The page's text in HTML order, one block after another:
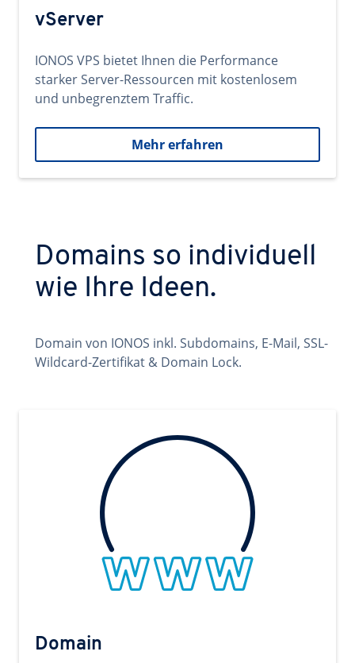
vServer
IONOS VPS bietet Ihnen die Performance
starker Server-Ressourcen mit kostenlosem
und unbegrenztem Traffic.
Mehr erfahren
Domains so individuell
wie Ihre Ideen.
Domain von IONOS inkl. Subdomains, E-Mail, SSL-
Wildcard-Zertifikat & Domain Lock.
Domain